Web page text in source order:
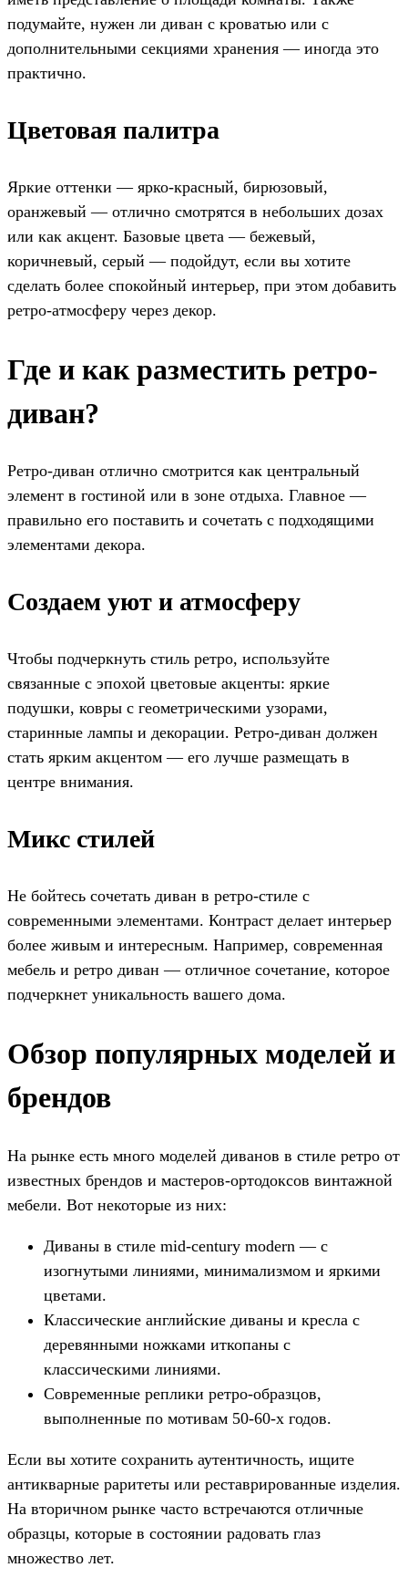
подумайте, нужен ли диван с кроватью или с
дополнительными секциями хранения — иногда это
практично.
Цветовая палитра
Яркие оттенки — ярко-красный, бирюзовый,
оранжевый — отлично смотрятся в небольших дозах
или как акцент. Базовые цвета — бежевый,
коричневый, серый — подойдут, если вы хотите
сделать более спокойный интерьер, при этом добавить
ретро-атмосферу через декор.
Где и как разместить ретро-
диван?
Ретро-диван отлично смотрится как центральный
элемент в гостиной или в зоне отдыха. Главное —
правильно его поставить и сочетать с подходящими
элементами декора.
Создаем уют и атмосферу
Чтобы подчеркнуть стиль ретро, используйте
связанные с эпохой цветовые акценты: яркие
подушки, ковры с геометрическими узорами,
старинные лампы и декорации. Ретро-диван должен
стать ярким акцентом — его лучше размещать в
центре внимания.
Микс стилей
Не бойтесь сочетать диван в ретро-стиле с
современными элементами. Контраст делает интерьер
более живым и интересным. Например, современная
мебель и ретро диван — отличное сочетание, которое
подчеркнет уникальность вашего дома.
Обзор популярных моделей и
брендов
На рынке есть много моделей диванов в стиле ретро от
известных брендов и мастеров-ортодоксов винтажной
мебели. Вот некоторые из них:
Диваны в стиле mid-century modern — с
изогнутыми линиями, минимализмом и яркими
цветами.
Классические английские диваны и кресла с
деревянными ножками иткопаны с
классическими линиями.
Современные реплики ретро-образцов,
выполненные по мотивам 50-60-х годов.
Если вы хотите сохранить аутентичность, ищите
антикварные раритеты или реставрированные изделия.
На вторичном рынке часто встречаются отличные
образцы, которые в состоянии радовать глаз
множество лет.